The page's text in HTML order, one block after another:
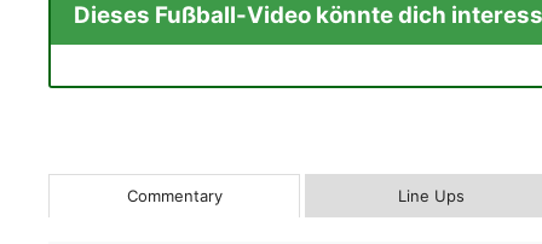
Dieses Fußball-Video könnte dich
Commentary Line Ups